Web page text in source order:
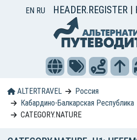
EN RU HEADER.REGISTER |
ALTERTRAVEL
Россия
Кабардино-Балкарская Республика
CATEGORY.NATURE